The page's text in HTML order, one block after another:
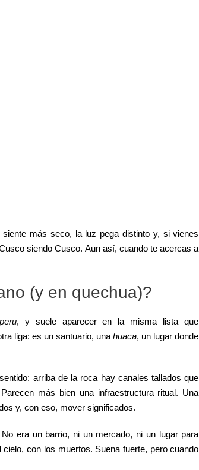
más seco, la luz pega distinto y, si vienes
siendo Cusco. Aun así, cuando te acercas a
(y en quechua)?
, y suele aparecer en la misma lista que
liga: es un santuario, unahuaca, un lugar donde
arriba de la roca hay canales tallados que
más bien una infraestructura ritual. Una
y, con eso, mover significados.
era un barrio, ni un mercado, ni un lugar para
con los muertos. Suena fuerte, pero cuando